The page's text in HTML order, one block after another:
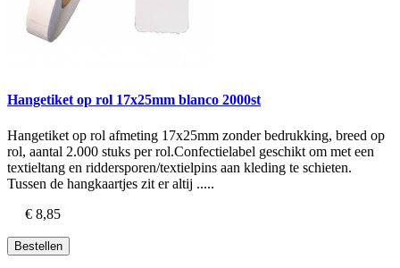
Hangetiket op rol 17x25mm blanco 2000st
Hangetiket op rol afmeting 17x25mm zonder bedrukking, breed op
rol, aantal 2.000 stuks per rol.Confectielabel geschikt om met een
textieltang en riddersporen/textielpins aan kleding te schieten.
Tussen de hangkaartjes zit er altij .....
€ 8,85
Bestellen